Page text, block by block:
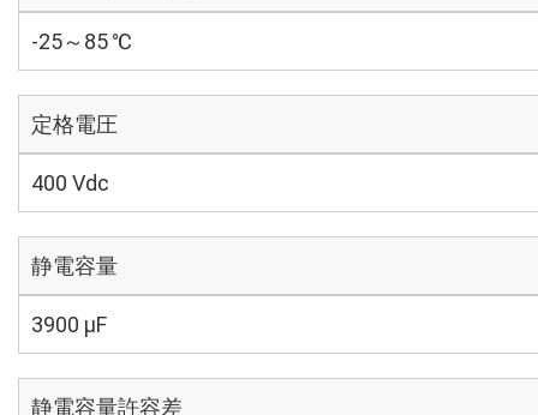
-25～85 ℃
定格電圧
400 Vdc
静電容量
3900 µF
静電容量許容差